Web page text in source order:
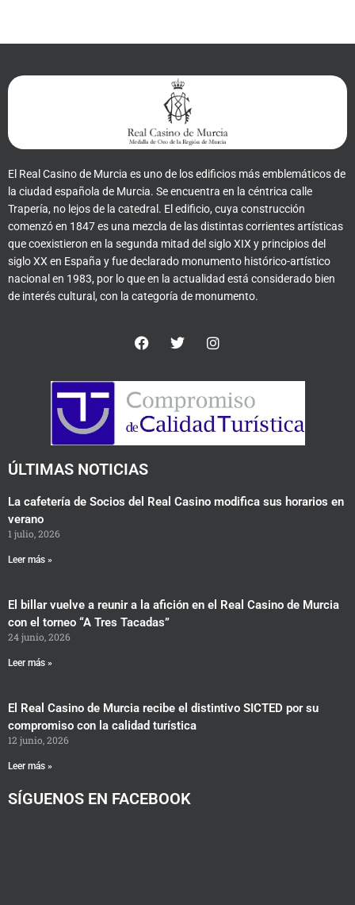
El Real Casino de Murcia es uno de los edificios más emblemáticos de
la ciudad española de Murcia. Se encuentra en la céntrica calle
Trapería, no lejos de la catedral. El edificio, cuya construcción
comenzó en 1847 es una mezcla de las distintas corrientes artísticas
que coexistieron en la segunda mitad del siglo XIX y principios del
siglo XX en España y fue declarado monumento histórico-artístico
nacional en 1983, por lo que en la actualidad está considerado bien
de interés cultural, con la categoría de monumento.
F
a
e
b
o
o
k
T
w
t
e
r
I
n
t
g
r
a
m
ÚLTIMAS NOTICIAS
La cafetería de Socios del Real Casino modifica sus horarios en
verano
1 julio, 2026
Leer más »
El billar vuelve a reunir a la afición en el Real Casino de Murcia
con el torneo “A Tres Tacadas”
24 junio, 2026
Leer más »
El Real Casino de Murcia recibe el distintivo SICTED por su
compromiso con la calidad turística
12 junio, 2026
Leer más »
SÍGUENOS EN FACEBOOK